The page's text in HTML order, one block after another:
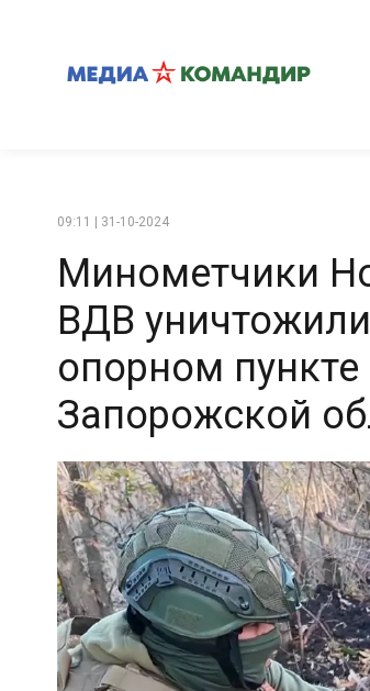
09:11 | 31-10-2024
Минометчики
ВДВ
опорном
Запорожской